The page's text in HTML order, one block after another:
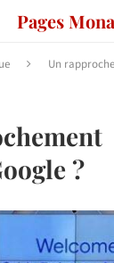
Pages
Un
?